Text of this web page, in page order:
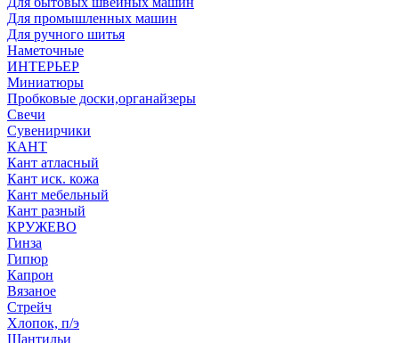
Для промышленных машин
Для ручного шитья
Наметочные
ИНТЕРЬЕР
Миниатюры
Пробковые доски,органайзеры
Свечи
Сувенирчики
КАНТ
Кант атласный
Кант иск. кожа
Кант мебельный
Кант разный
КРУЖЕВО
Гинза
Гипюр
Капрон
Вязаное
Стрейч
Хлопок, п/э
Шантильи